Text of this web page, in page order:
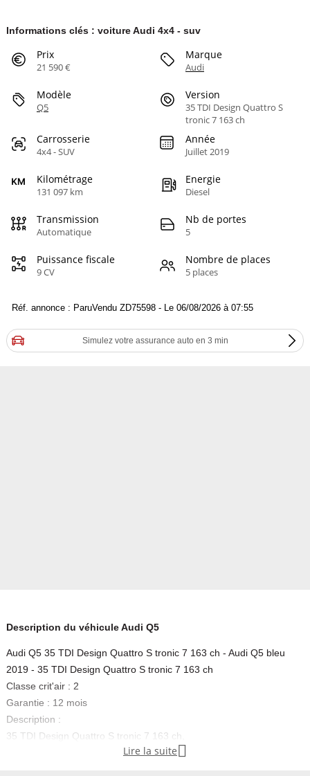
Informations clés : voiture Audi 4x4 - suv
Prix
21 590 €
Marque
Audi
Modèle
Q5
Version
35 TDI Design Quattro S
tronic 7 163 ch
Carrosserie
4x4 - SUV
Année
Juillet 2019
Kilométrage
131 097 km
Energie
Diesel
Transmission
Automatique
Nb de portes
5
Puissance fiscale
9 CV
Nombre de places
5 places
Réf. annonce : ParuVendu ZD75598 - Le 06/08/2026 à 07:55
Simulez votre assurance auto en 3 min
Description du véhicule Audi Q5
Audi Q5 35 TDI Design Quattro S tronic 7 163 ch - Audi Q5 bleu
2019 - 35 TDI Design Quattro S tronic 7 163 ch
Classe crit'air : 2
Garantie : 12 mois
Description :
35 TDI Design Quattro S tronic 7 163 ch,
Lire la suite 